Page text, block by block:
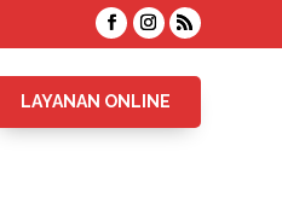
LAYANAN ONLINE